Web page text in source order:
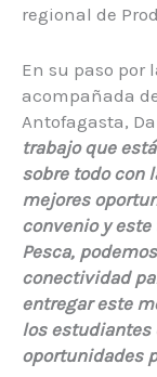
regional de
En su paso por
acompañada
Antofagasta,
trabajo que
sobre todo con
mejores
convenio y
Pesca,
conectividad
entregar este
los estudiantes
oportunidades